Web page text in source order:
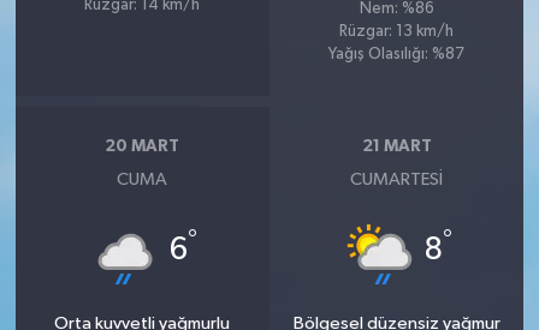
Rüzgar: 14 km/h
Nem: %86
Rüzgar: 13 km/h
Yağış Olasılığı: %87
20 MART
CUMA
6°
Orta kuvvetli yağmurlu
21 MART
CUMARTESI
8°
Bölgesel düzensiz yağmur